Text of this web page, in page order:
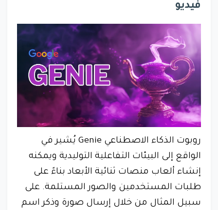
فيديو
روبوت الذكاء الاصطناعي Genie يُشير في
الواقع إلى البيئات التفاعلية التوليدية ويمكنه
إنشاء ألعاب منصات ثنائية الأبعاد بناءً على
طلبات المستخدمين والصور المستلمة. على
سبيل المثال من خلال إرسال صورة وذكر اسم